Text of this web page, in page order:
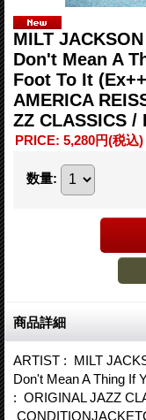
MILT
Don't Mean A
Foot To It
AMERICA
ZZ CLASSICS /
PRICE: 5,280円(税込)
数量:
商品詳細
ARTIST : MILT
Don't Mean A Thing If
: ORIGINAL JAZZ